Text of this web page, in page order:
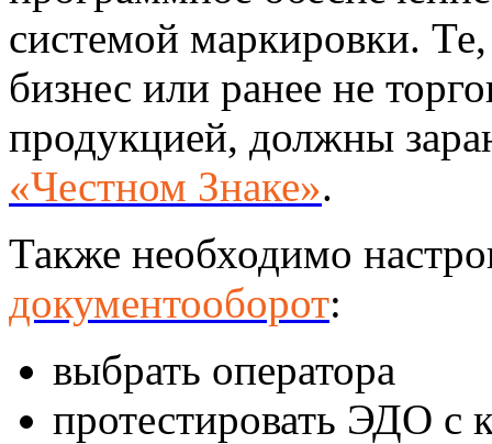
системой маркировки.
бизнес или ранее не
продукцией, должны
«Честном Знаке».
Также необходимо
документооборот:
выбрать оператора
протестировать ЭДО с